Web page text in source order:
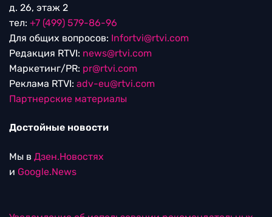
д. 26, этаж 2
тел: +7 (499) 579-86-96
Для общих вопросов: Infortvi@rtvi.com
Редакция RTVI: news@rtvi.com
Маркетинг/PR: pr@rtvi.com
Реклама RTVI: adv-eu@rtvi.com
Партнерские материалы
Достойные новости
Мы в Дзен.Новостях
и Google.News